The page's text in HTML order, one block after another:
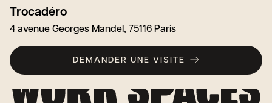
Trocadéro
4 avenue Georges Mandel, 75116 Paris
DEMANDER UNE VISITE